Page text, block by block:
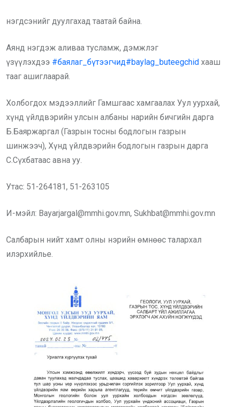
нэгдсэнийг дуулгахад таатай байна.
Аянд нэгдэж аливаа тусламж, дэмжлэг
үзүүлэхдээ #баялаг_бүтээгчид#baylag_buteegchid хааш
тааг ашиглаарай.
Холбогдох мэдээллийг Гамшгаас хамгаалах Уул уурхай,
хүнд үйлдвэрийн улсын албаны нарийн бичгийн дарга
Б.Баяржаргал (Газрын тосны бодлогын газрын
шинжээч), Хүнд үйлдвэрийн бодлогын газрын дарга
С.Сүхбатаас авна уу.
Утас: 51-264181, 51-263105
И-мэйл: Bayarjargal@mmhi.gov.mn, Sukhbat@mmhi.gov.mn
Салбарын нийт хамт олны нэрийн өмнөөс талархал
илэрхийлье.